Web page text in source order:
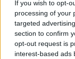
If you wish to opt-
processing of your
targeted
section to confirm
opt-out request is
interest-based ads
Hírmagyarázó
adásában
castingjáról, az